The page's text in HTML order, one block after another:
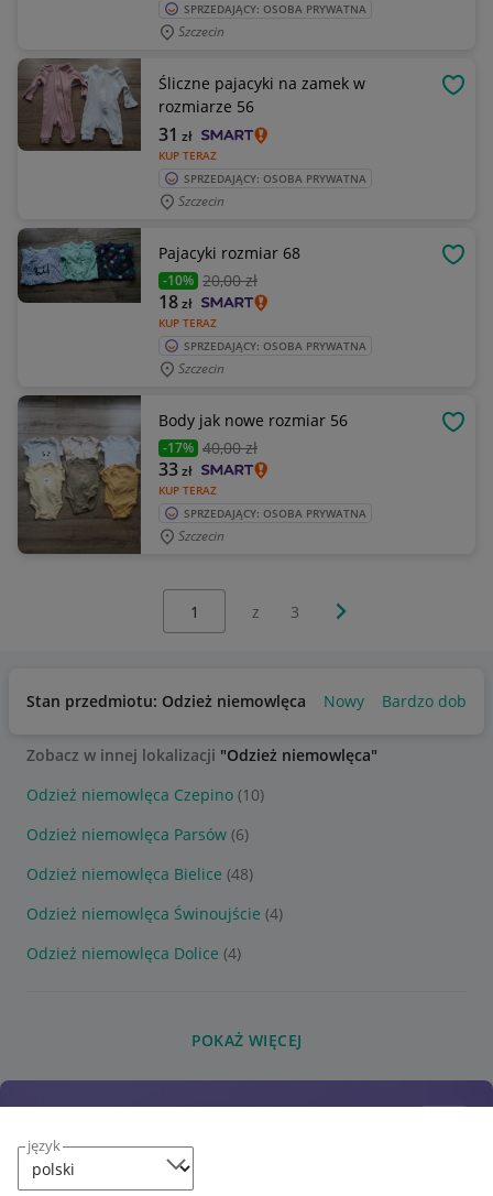
język
SPRZEDAJĄCY: OSOBA PRYWATNA
Szczecin
Śliczne pajacyki na zamek w
rozmiarze 56
KUP TERAZ
31 zł
SPRZEDAJĄCY: OSOBA PRYWATNA
Szczecin
Pajacyki rozmiar 68
-10% 20,00 zł
KUP TERAZ
18zł
SPRZEDAJĄCY: OSOBA PRYWATNA
Szczecin
Body jak nowe rozmiar 56
-17% 40,00 zł
KUP TERAZ
33zł
SPRZEDAJĄCY: OSOBA PRYWATNA
Szczecin
z 3 Następna strona
Stan przedmiotu: Odzież niemowlęca Nowy Bardzo dobry
Zobacz w innej lokalizacji "Odzież niemowlęca"
Odzież niemowlęca Czepino (10)
Odzież niemowlęca Parsów (6)
Odzież niemowlęca Bielice (48)
Odzież niemowlęca Świnoujście (4)
Odzież niemowlęca Dolice (4)
POKAŻ WIĘCEJ